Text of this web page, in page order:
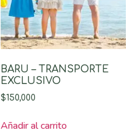
BARU – TRANSPORTE
EXCLUSIVO
$150,000
Añadir al carrito